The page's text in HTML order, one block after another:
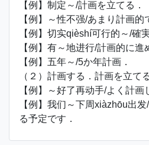
【例】制定～/計画を立てる．
【例】～性不强/あまり計画的
【例】切实qièshí可行的～/確
【例】有～地进行/計画的に進
【例】五年～/5か年計画．
（２）計画する．計画を立て
【例】～好了再动手/よく計画
【例】我们～下周xiàzhōu出
る予定です．